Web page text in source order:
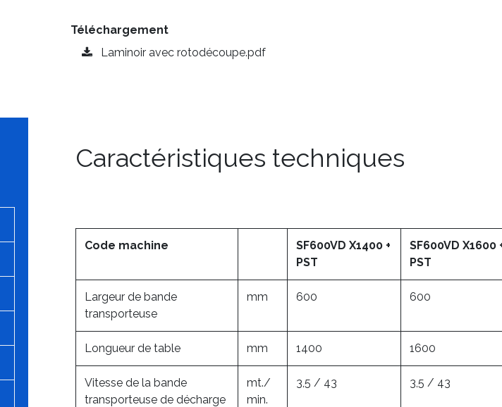
Téléchargement
Laminoir avec rotodécoupe.pdf
Caractéristiques techniques
Code machine
SF600VD X1400 +
PST
SF600VD X1600
PST
Largeur de bande
transporteuse
mm 600 600
Longueur de table mm 1400 1600
Vitesse de la bande
transporteuse de décharge
mt./
min.
3,5 / 43 3,5 / 43